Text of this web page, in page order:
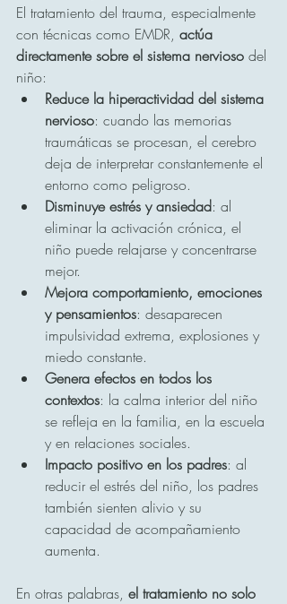
El tratamiento del trauma, especialmente
con técnicas como EMDR, actúa
directamente sobre el sistema nervioso del
niño:
Reduce la hiperactividad del sistema
nervioso: cuando las memorias
traumáticas se procesan, el cerebro
deja de interpretar constantemente el
entorno como peligroso.
Disminuye estrés y ansiedad: al
eliminar la activación crónica, el
niño puede relajarse y concentrarse
mejor.
Mejora comportamiento, emociones
y pensamientos: desaparecen
impulsividad extrema, explosiones y
miedo constante.
Genera efectos en todos los
contextos: la calma interior del niño
se refleja en la familia, en la escuela
y en relaciones sociales.
Impacto positivo en los padres: al
reducir el estrés del niño, los padres
también sienten alivio y su
capacidad de acompañamiento
aumenta.
En otras palabras, el tratamiento no solo